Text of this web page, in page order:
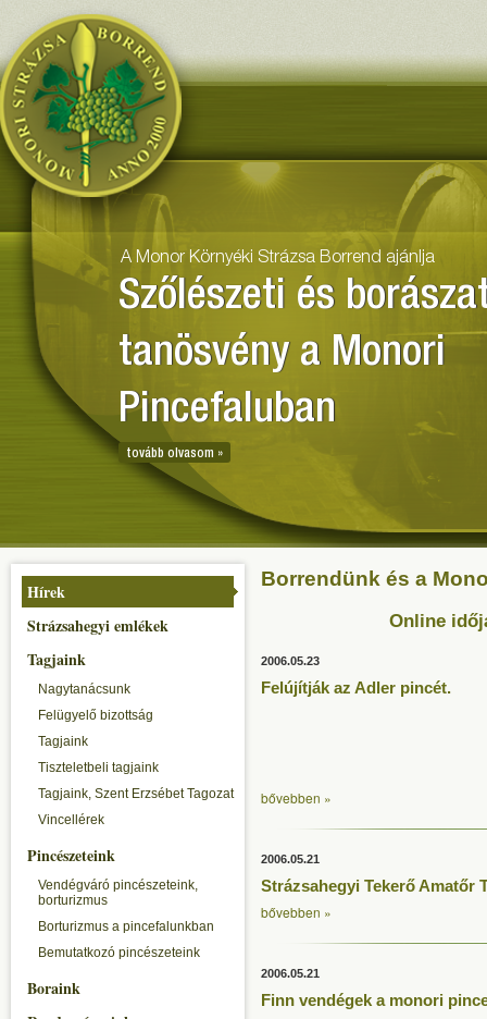
A Monor Környéki Strázsa Borrend ajánlja
Szőlészeti és
tanösvény a Monori
Pincefaluban
tovább olvasom »
Hírek
Strázsahegyi emlékek
Tagjaink
Nagytanácsunk
Felügyelő bizottság
Tagjaink
Tiszteletbeli tagjaink
Tagjaink, Szent Erzsébet Tagozat
Vincellérek
Pincészeteink
Vendégváró pincészeteink,
borturizmus
Borturizmus a pincefalunkban
Bemutatkozó pincészeteink
Boraink
Borrendünk és a
Online
2006.05.23
Felújítják az Adler pincét.
bővebben »
2006.05.21
Strázsahegyi Tekerő Amatőr
bővebben »
2006.05.21
Finn vendégek a monori